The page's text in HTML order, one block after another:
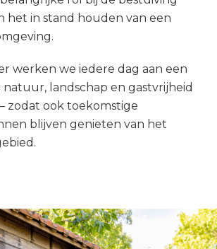
het in stand houden van een
werken we iedere dag aan een
landschap en gastvrijheid
zodat ook toekomstige
blijven genieten van het